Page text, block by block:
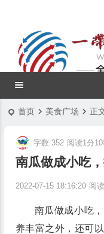
首页 美食广场 正
南瓜做成小吃
2022-07-15 18:16:20
字数 352 阅读1分
阅
南瓜做成小吃
养丰富之外，还可